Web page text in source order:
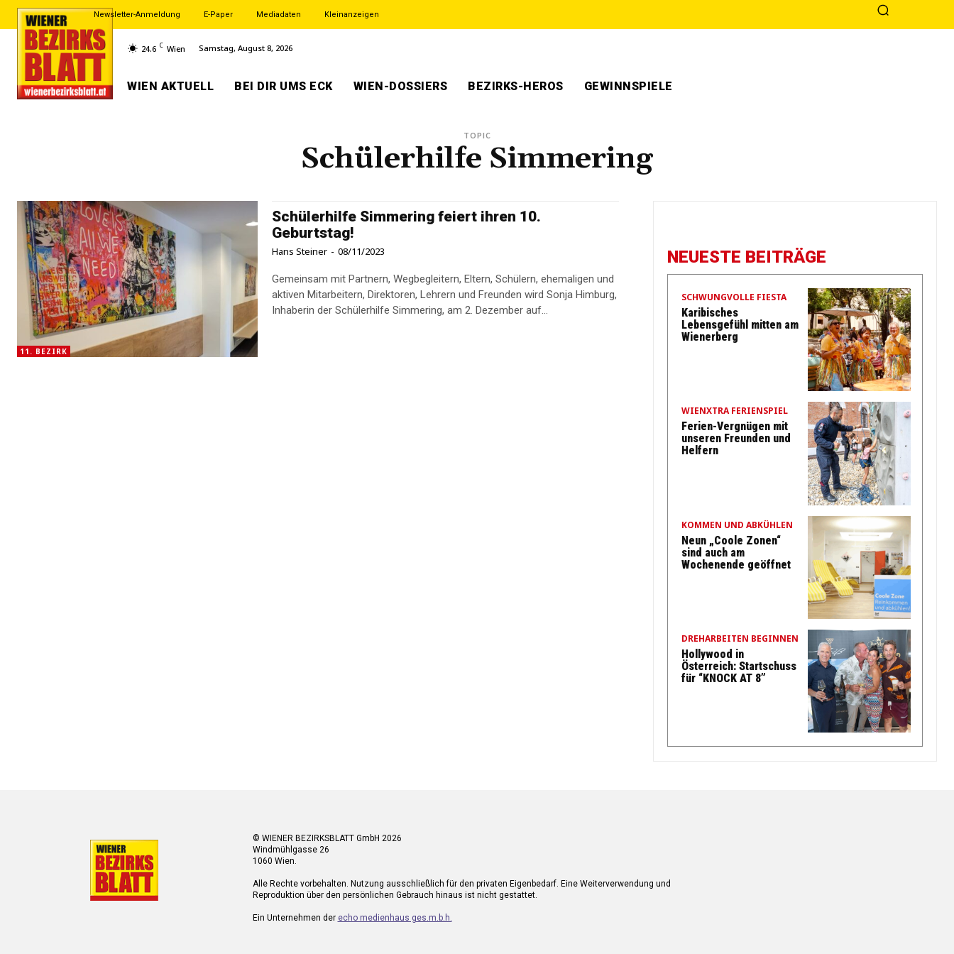
Newsletter-Anmeldung E-Paper Mediadaten Kleinanzeigen
24.6 C Wien Samstag, August 8, 2026
WIEN AKTUELL BEI DIR UMS ECK WIEN-DOSSIERS BEZIRKS-HEROS GEWINNSPIELE
TOPIC
Schülerhilfe Simmering
11. BEZIRK
Schülerhilfe Simmering feiert ihren 10.
Geburtstag!
Hans Steiner - 08/11/2023
Gemeinsam mit Partnern, Wegbegleitern, Eltern, Schülern, ehemaligen und
aktiven Mitarbeitern, Direktoren, Lehrern und Freunden wird Sonja Himburg,
Inhaberin der Schülerhilfe Simmering, am 2. Dezember auf...
NEUESTE BEITRÄGE
SCHWUNGVOLLE FIESTA
Karibisches
Lebensgefühl mitten am
Wienerberg
WIENXTRA FERIENSPIEL
Ferien-Vergnügen mit
unseren Freunden und
Helfern
KOMMEN UND ABKÜHLEN
Neun „Coole Zonen“
sind auch am
Wochenende geöffnet
DREHARBEITEN BEGINNEN
Hollywood in
Österreich: Startschuss
für “KNOCK AT 8”
© WIENER BEZIRKSBLATT GmbH 2026
Windmühlgasse 26
1060 Wien.
Alle Rechte vorbehalten. Nutzung ausschließlich für den privaten Eigenbedarf. Eine Weiterverwendung und
Reproduktion über den persönlichen Gebrauch hinaus ist nicht gestattet.
Ein Unternehmen der echo medienhaus ges.m.b.h.